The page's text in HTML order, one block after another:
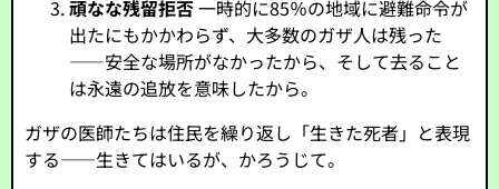
頑なな残留拒否一時的に85％の地域に避難命令が
出たにもかかわらず、大多数のガザ人は残った
――安全な場所がなかったから、そして去ること
は永遠の追放を意味したから。
ガザの医師たちは住民を繰り返し「生きた死者」と表現
する――生きてはいるが、かろうじて。